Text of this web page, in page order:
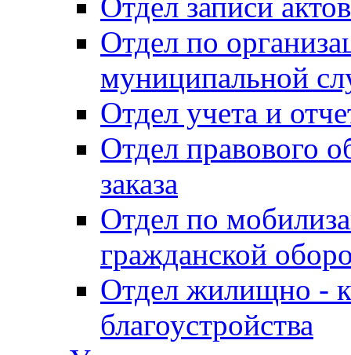
Отдел по
муниципальной
Отдел учета и
Отдел правового
заказа
Отдел по
гражданской
Отдел жилищно -
благоустройства